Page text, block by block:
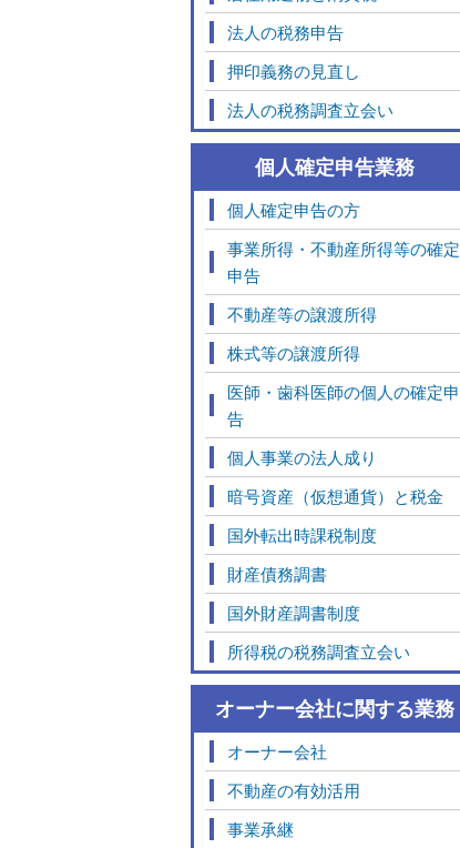
法人の税務申告
押印義務の見直し
法人の税務調査立会い
個人確定申告業務
個人確定申告の方
事業所得・不動産所得等の確定
申告
不動産等の譲渡所得
株式等の譲渡所得
医師・歯科医師の個人の確定申
告
個人事業の法人成り
暗号資産（仮想通貨）と税金
国外転出時課税制度
財産債務調書
国外財産調書制度
所得税の税務調査立会い
オーナー会社に関する業務
オーナー会社
不動産の有効活用
事業承継